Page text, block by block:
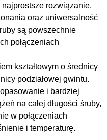
rozwiązanie,
oraz uniwersalność
są powszechnie
połączeniach
kształtowym o średnicy
podziałowej gwintu.
i bardziej
na całej długości śruby,
w połączeniach
i temperaturę.